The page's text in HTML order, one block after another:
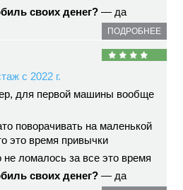
своих денег? — да
ПОДРОБНЕЕ
с 2022 г.
для первой машины вообще
поворачивать на маленькой
это время привычки
не ломалось за все это время
своих денег? — да